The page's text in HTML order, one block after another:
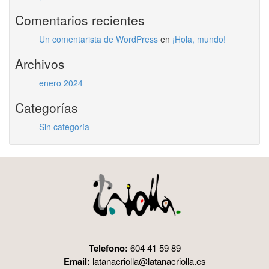
Comentarios recientes
Un comentarista de WordPress en ¡Hola, mundo!
Archivos
enero 2024
Categorías
Sin categoría
Telefono: 604 41 59 89
Email: latanacriolla@latanacriolla.es